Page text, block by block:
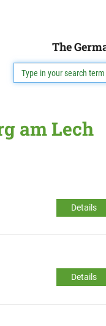
The
am Lech
Details
Details